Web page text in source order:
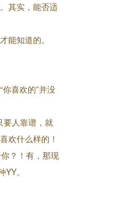
其实，能否适
能知道的。
喜欢的”并没
要人靠谱，就
欢什么样的！
？！有，那现
。